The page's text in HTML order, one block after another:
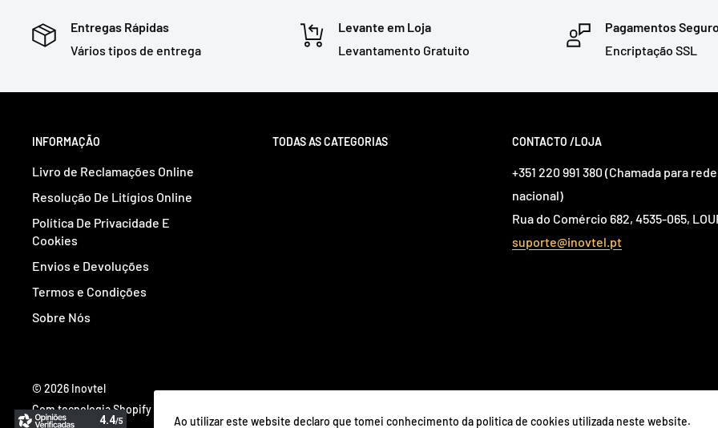
Entregas Rápidas
Vários tipos de entrega
Levante em Loja
Levantamento Gratuito
Pagamentos
Encriptação SSL
INFORMAÇÃO
Livro de Reclamações Online
Resolução De Litígios Online
Política De Privacidade E
Cookies
Envios e Devoluções
Termos e Condições
Sobre Nós
TODAS AS CATEGORIAS CONTACTO /LOJA
+351 220 991 380 (Chamada para
nacional)
Rua do Comércio 682, 4535-065,
suporte@inovtel.pt
© 2026 Inovtel
Com tecnologia Shopify
Ao utilizar este website declaro que tomei conhecimento da politica de cookies utilizada neste website.